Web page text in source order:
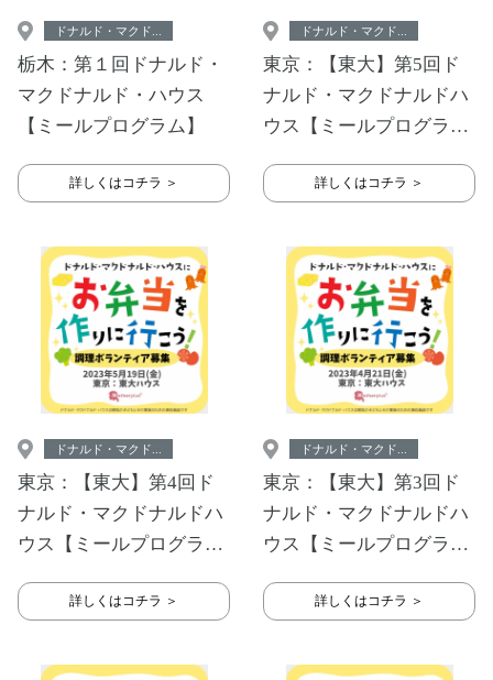
ドナルド・マクド...
栃木：第１回ドナルド・
マクドナルド・ハウス
【ミールプログラム】
詳しくはコチラ ＞
ドナルド・マクド...
東京：【東大】第5回ド
ナルド・マクドナルドハ
ウス【ミールプログラ
詳しくはコチラ ＞
ドナルド・マクド...
東京：【東大】第4回ド
ナルド・マクドナルドハ
ウス【ミールプログラ
詳しくはコチラ ＞
ドナルド・マクド...
東京：【東大】第3回ド
ナルド・マクドナルドハ
ウス【ミールプログラ
詳しくはコチラ ＞